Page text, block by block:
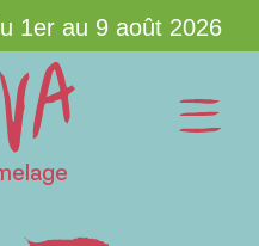
1er au 9 août 2026